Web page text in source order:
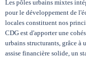
Les pôles urbains mixtes
pour le développement de
locales constituent nos
CDG est d'apporter une
urbains structurants, grâce à
assise financière solide, un